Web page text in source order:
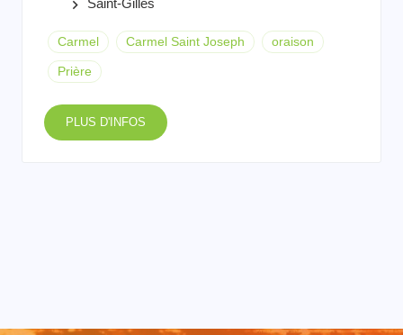
keyboard_arrow_right Saint-Gilles
Carmel Carmel Saint Joseph oraison
Prière
PLUS D'INFOS